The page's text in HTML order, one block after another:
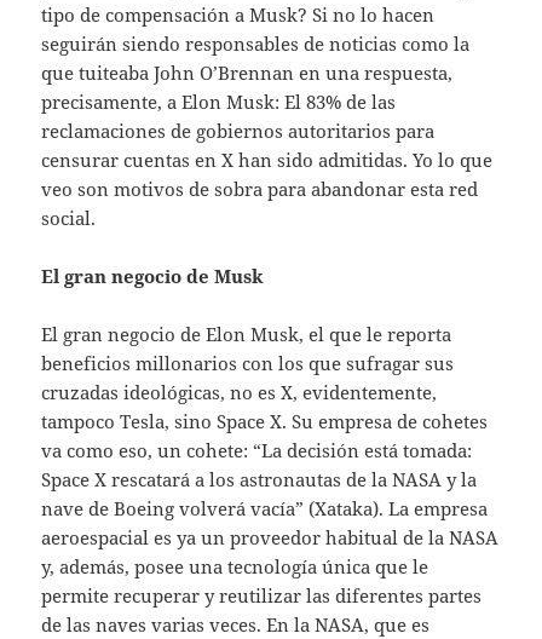
tipo de compensación a Musk? Si no lo hacen
seguirán siendo responsables de noticias como la
que tuiteaba John O’Brennan en una respuesta,
precisamente, a Elon Musk: El 83% de las
reclamaciones de gobiernos autoritarios para
censurar cuentas en X han sido admitidas. Yo lo que
veo son motivos de sobra para abandonar esta red
social.
El gran negocio de Musk
El gran negocio de Elon Musk, el que le reporta
beneficios millonarios con los que sufragar sus
cruzadas ideológicas, no es X, evidentemente,
tampoco Tesla, sino Space X. Su empresa de cohetes
va como eso, un cohete: “La decisión está tomada:
Space X rescatará a los astronautas de la NASA y la
nave de Boeing volverá vacía” (Xataka). La empresa
aeroespacial es ya un proveedor habitual de la NASA
y, además, posee una tecnología única que le
permite recuperar y reutilizar las diferentes partes
de las naves varias veces. En la NASA, que es